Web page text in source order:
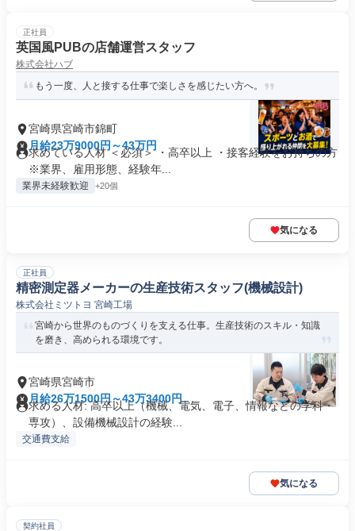
正社員
英国風PUBの店舗運営スタッフ
株式会社ハブ
もう一度、人と接する仕事で楽しさを感じたい方へ。
宮崎県宮崎市錦町
月給23万9000円～43万円
求めている人材 ＜必須＞ ・高卒以上 ・接客経験をお持ちの方
※業界、雇用形態、経験年...
業界未経験歓迎 +20個
気になる
正社員
精密測定器メーカーの生産技術スタッフ(機械設計)
株式会社ミツトヨ 宮崎工場
宮崎から世界のものづくりを支える仕事。生産技術のスキル・知識
を磨き、高められる環境です。
宮崎県宮崎市
月給26万1500円～43万3400円
求める人材: 高卒以上（機械、電気、電子、情報などの学科・
専攻）、設備機械設計の経験...
交通費支給
気になる
契約社員